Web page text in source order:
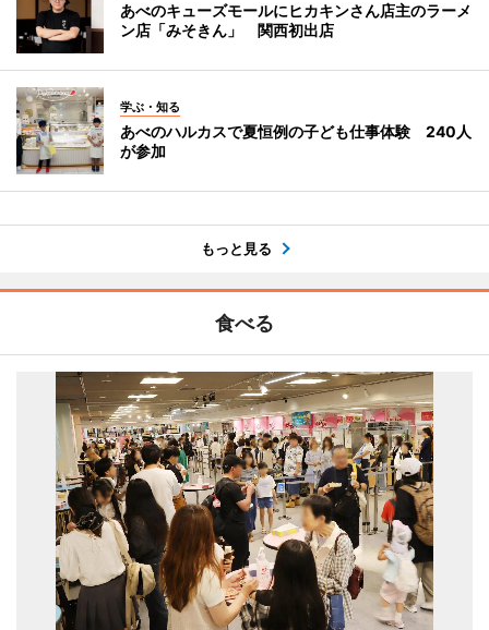
あべのキューズモールにヒカキンさん店主のラーメ
ン店「みそきん」 関西初出店
学ぶ・知る
あべのハルカスで夏恒例の子ども仕事体験 240人
が参加
もっと見る
食べる